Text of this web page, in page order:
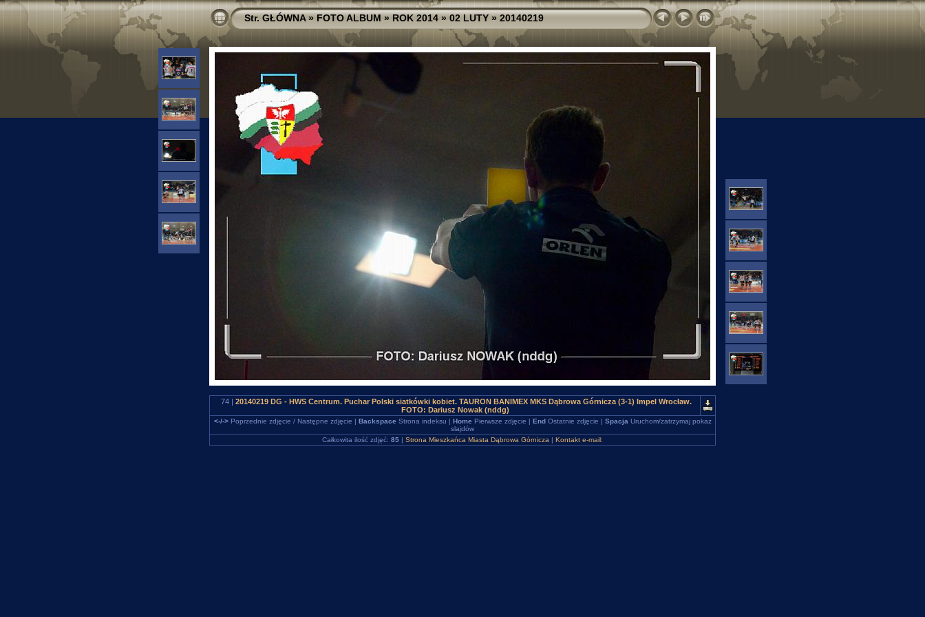
Str. GŁÓWNA»FOTO ALBUM»ROK 2014»02 LUTY»20140219
74 | 20140219 DG - HWS Centrum. Puchar Polski siatkówki kobiet. TAURON BANIMEX MKS Dąbrowa Górnicza (3-1) Impel Wrocław.
FOTO: Dariusz Nowak (nddg)
<-/->Poprzednie zdjęcie / Następne zdjęcie | Backspace Strona indeksu | Home Pierwsze zdjęcie | EndOstatnie zdjęcie | Spacja Uruchom/zatrzymaj pokaz
slajdów
Całkowita ilość zdjęć: 85 | Strona Mieszkańca Miasta Dąbrowa Górnicza | Kontakt e-mail: